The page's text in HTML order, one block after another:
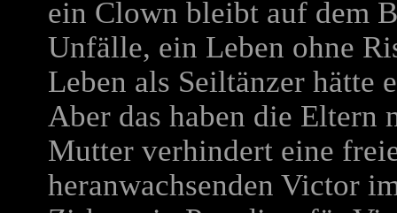
ein Clown bleibt auf dem
Unfälle, ein Leben ohne
Leben als Seiltänzer hätte
Aber das haben die
Mutter verhindert eine
heranwachsenden Victor